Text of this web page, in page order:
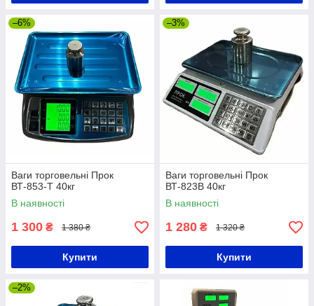
–6%
Ваги торговельні Прок
ВТ-853-Т 40кг
В наявності
1 300 ₴ 1 380 ₴
Купити
–3%
Ваги торговельні Прок
ВТ-823В 40кг
В наявності
1 280 ₴ 1 320 ₴
Купити
–2%